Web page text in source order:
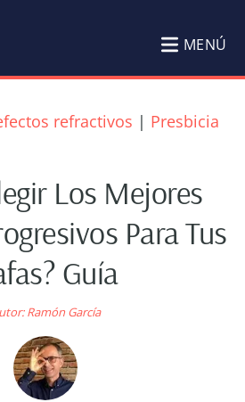
MENÚ
refractivos | Presbicia
Los Mejores
Para Tus
Guía
Ramón García